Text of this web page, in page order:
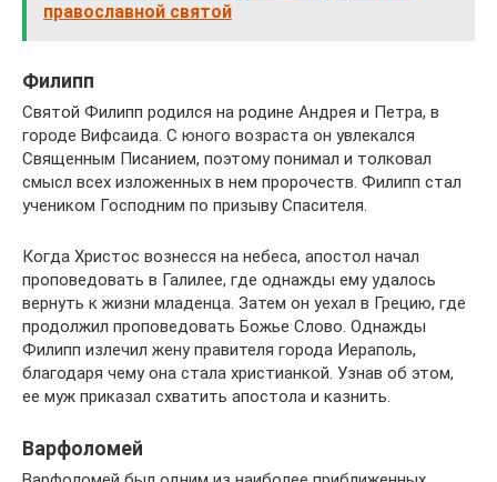
православной святой
Филипп
Святой Филипп родился на родине Андрея и Петра, в
городе Вифсаида. С юного возраста он увлекался
Священным Писанием, поэтому понимал и толковал
смысл всех изложенных в нем пророчеств. Филипп стал
учеником Господним по призыву Спасителя.
Когда Христос вознесся на небеса, апостол начал
проповедовать в Галилее, где однажды ему удалось
вернуть к жизни младенца. Затем он уехал в Грецию, где
продолжил проповедовать Божье Слово. Однажды
Филипп излечил жену правителя города Иераполь,
благодаря чему она стала христианкой. Узнав об этом,
ее муж приказал схватить апостола и казнить.
Варфоломей